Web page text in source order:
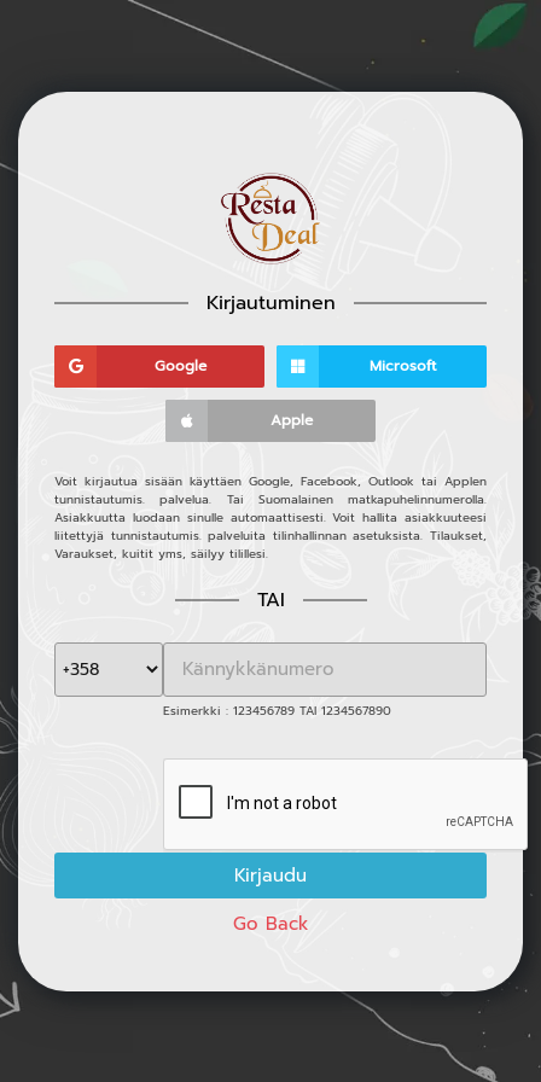
Kirjautuminen
Google Microsoft
Apple
Voit kirjautua sisään käyttäen Google, Facebook, Outlook tai Applen
tunnistautumis. palvelua. Tai Suomalainen matkapuhelinnumerolla.
Asiakkuutta luodaan sinulle automaattisesti. Voit hallita asiakkuuteesi
liitettyjä tunnistautumis. palveluita tilinhallinnan asetuksista. Tilaukset,
Varaukset, kuitit yms, säilyy tilillesi.
TAI
Esimerkki : 123456789 TAI 1234567890
Go Back